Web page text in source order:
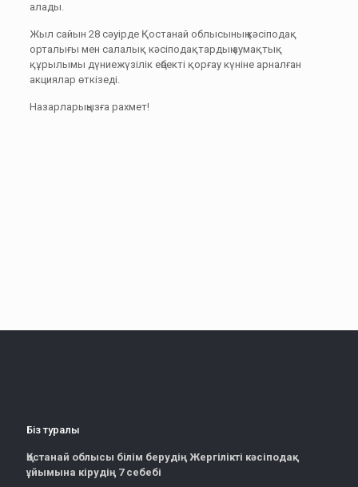
алады.
Жыл сайын 28 сәуірде Қостанай облысының кәсіподақ
орталығы мен салалық кәсіподақтардың аумақтық
құрылымы дүниежүзілік еңбекті қорғау күніне арналған
акциялар өткізеді.
Назарларыңызға рахмет!
Біз туралы
Қостанай облысы білім берудің Жергілікті кәсіподақ
ұйымына кірудің 7 себебі